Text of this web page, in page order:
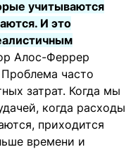
учитываются
И это
Алос-Феррер
часто
затрат. Когда мы
когда расходы
приходится
времени и